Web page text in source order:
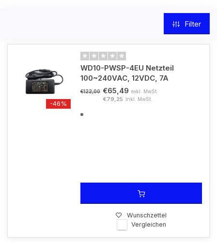
Filter
-46%
WD10-PWSP-4EU Netzteil
100~240VAC, 12VDC, 7A
€122,00 €65,49 exkl. MwSt.
€79,25 Inkl. MwSt.
Wunschzettel
Vergleichen